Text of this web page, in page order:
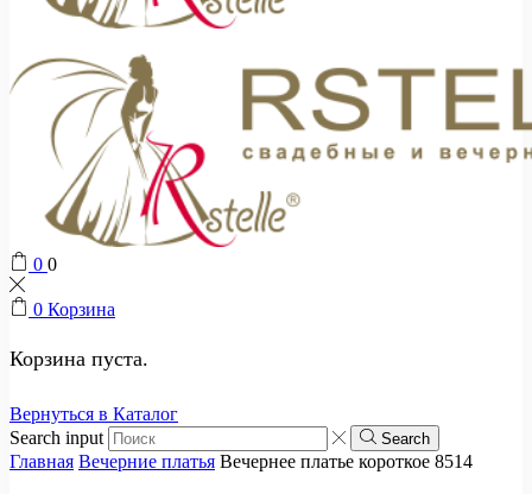
0 0
0 Корзина
Корзина пуста.
Вернуться в Каталог
Search input
Search
Главная Вечерние платья Вечернее платье короткое 8514